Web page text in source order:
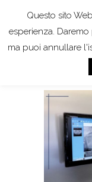
Questo sito
esperienza.
ma puoi annullare